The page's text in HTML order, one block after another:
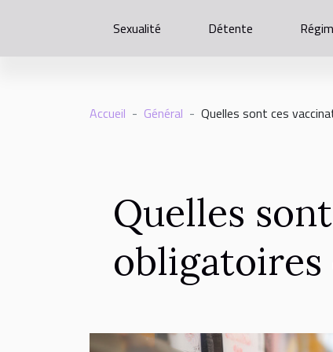
Sexualité Détente
Accueil Général Quelles sont ces
Quelles
obligatoires